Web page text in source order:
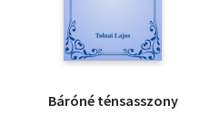
Báróné ténsasszony